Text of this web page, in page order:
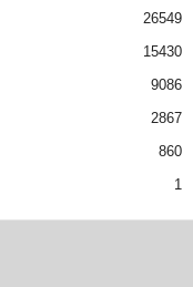
26549
15430
9086
2867
860
1